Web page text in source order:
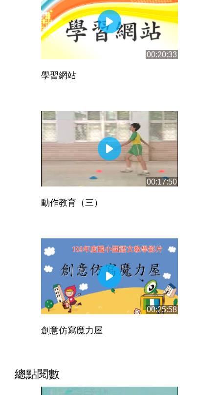
00:20:33
學習網站
00:17:50
動作教育（三）
00:25:58
創意仿寫魔力屋
總點閱數